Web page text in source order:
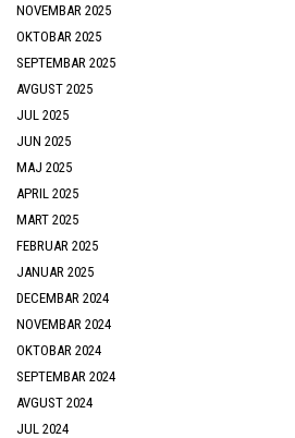
NOVEMBAR 2025
OKTOBAR 2025
SEPTEMBAR 2025
AVGUST 2025
JUL 2025
JUN 2025
MAJ 2025
APRIL 2025
MART 2025
FEBRUAR 2025
JANUAR 2025
DECEMBAR 2024
NOVEMBAR 2024
OKTOBAR 2024
SEPTEMBAR 2024
AVGUST 2024
JUL 2024